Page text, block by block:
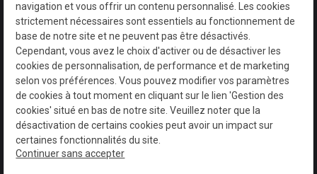
navigation et vous offrir un contenu personnalisé. Les cookies
strictement nécessaires sont essentiels au fonctionnement de
base de notre site et ne peuvent pas être désactivés.
Cependant, vous avez le choix d'activer ou de désactiver les
cookies de personnalisation, de performance et de marketing
selon vos préférences. Vous pouvez modifier vos paramètres
de cookies à tout moment en cliquant sur le lien 'Gestion des
cookies' situé en bas de notre site. Veuillez noter que la
désactivation de certains cookies peut avoir un impact sur
certaines fonctionnalités du site.
Continuer sans accepter